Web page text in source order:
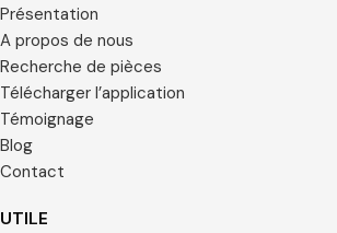
Présentation
A propos de nous
Recherche de pièces
Télécharger l’application
Témoignage
Blog
Contact
UTILE